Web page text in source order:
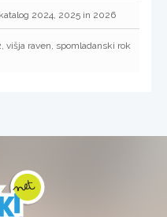
2024, 2025 in 2026
višja raven, spomladanski rok